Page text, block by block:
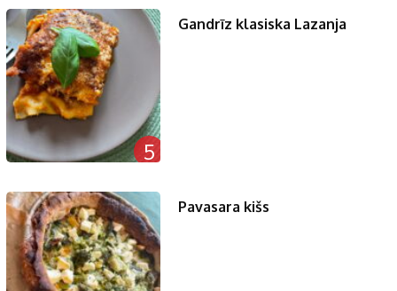
5
Gandrīz klasiska Lazanja
Pavasara kišs